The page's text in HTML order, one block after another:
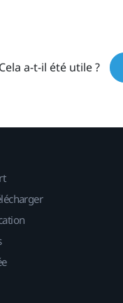
Cela a-t-il été utile ?